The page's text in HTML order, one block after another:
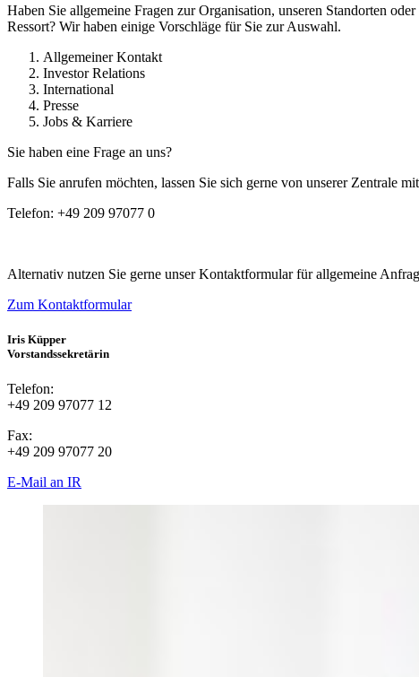
Haben Sie allgemeine Fragen zur Organisation, unseren Standorten
Ressort? Wir haben einige Vorschläge für Sie zur Auswahl.
Allgemeiner Kontakt
Investor Relations
International
Presse
Jobs & Karriere
Sie haben eine Frage an uns?
Falls Sie anrufen möchten, lassen Sie sich gerne von unserer Zentrale
Telefon: +49 209 97077 0
Alternativ nutzen Sie gerne unser Kontaktformular für allgemeine
Zum Kontaktformular
Iris Küpper
Vorstandssekretärin
Telefon:
+49 209 97077 12
Fax:
+49 209 97077 20
E-Mail an IR